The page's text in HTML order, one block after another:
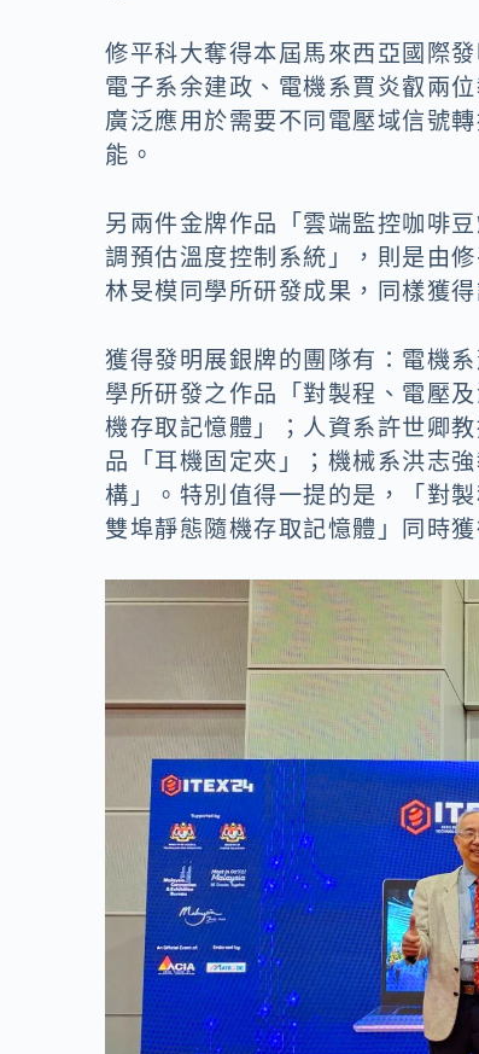
修平科大奪得本屆馬來西亞國際
電子系余建政、電機系賈炎叡兩
廣泛應用於需要不同電壓域信號
能。
另兩件金牌作品「雲端監控咖啡
調預估溫度控制系統」，則是由
林旻模同學所研發成果，同樣獲
獲得發明展銀牌的團隊有：電機
學所研發之作品「對製程、電壓
機存取記憶體」；人資系許世卿
品「耳機固定夾」；機械系洪志
構」。特別值得一提的是，「對
雙埠靜態隨機存取記憶體」同時